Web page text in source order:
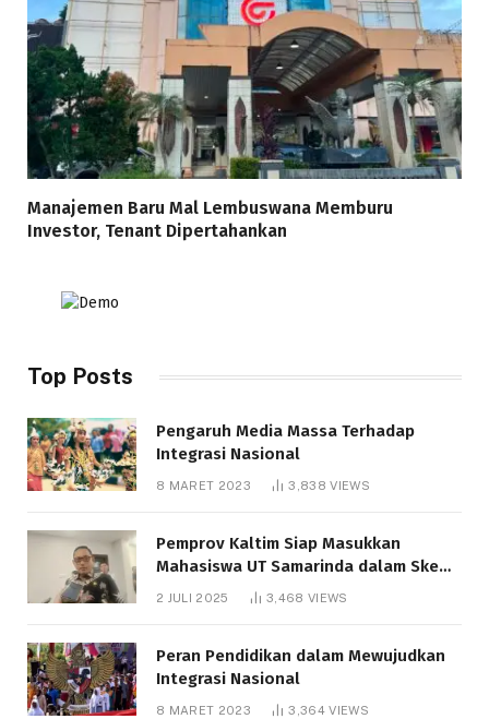
Manajemen Baru Mal Lembuswana Memburu
Investor, Tenant Dipertahankan
Top Posts
Pengaruh Media Massa Terhadap
Integrasi Nasional
8 MARET 2023 3,838VIEWS
Pemprov Kaltim Siap Masukkan
Mahasiswa UT Samarinda dalam Skema
Bantuan Pendidikan Gratispol
2 JULI 2025 3,468 VIEWS
Peran Pendidikan dalam Mewujudkan
Integrasi Nasional
8 MARET 2023 3,364VIEWS